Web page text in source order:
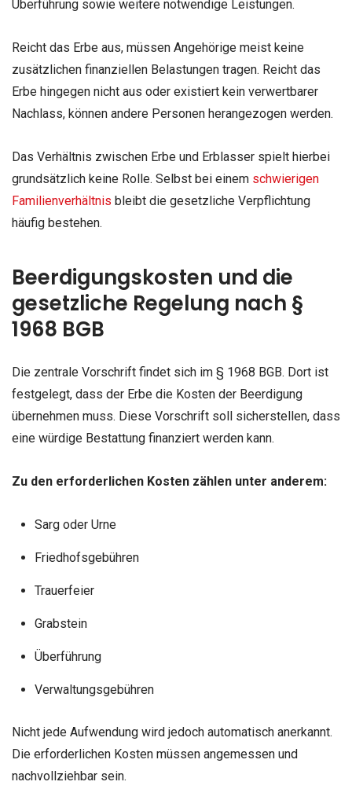
Überführung sowie weitere notwendige Leistungen.
Reicht das Erbe aus, müssen Angehörige meist keine
zusätzlichen finanziellen Belastungen tragen. Reicht das
Erbe hingegen nicht aus oder existiert kein verwertbarer
Nachlass, können andere Personen herangezogen werden.
Das Verhältnis zwischen Erbe und Erblasser spielt hierbei
grundsätzlich keine Rolle. Selbst bei einem schwierigen
Familienverhältnis bleibt die gesetzliche Verpflichtung
häufig bestehen.
Beerdigungskosten und die
gesetzliche Regelung nach §
1968 BGB
Die zentrale Vorschrift findet sich im § 1968 BGB. Dort ist
festgelegt, dass der Erbe die Kosten der Beerdigung
übernehmen muss. Diese Vorschrift soll sicherstellen, dass
eine würdige Bestattung finanziert werden kann.
Zu den erforderlichen Kosten zählen unter anderem:
Sarg oder Urne
Friedhofsgebühren
Trauerfeier
Grabstein
Überführung
Verwaltungsgebühren
Nicht jede Aufwendung wird jedoch automatisch anerkannt.
Die erforderlichen Kosten müssen angemessen und
nachvollziehbar sein.